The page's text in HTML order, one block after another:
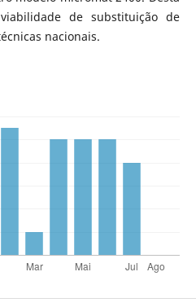
de substituição de
nacionais.